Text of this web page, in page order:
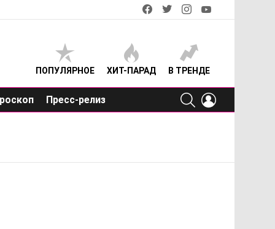
facebooktwitterinstagram
ПОПУЛЯРНОЕ ХИТ-ПАРАД В ТРЕНДЕ
Пресс-релиз
SEARCH